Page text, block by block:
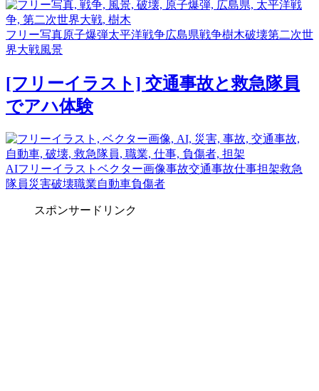
フリー写真原子爆弾太平洋戦争広島県戦争樹木破壊第二次世
界大戦風景
[フリーイラスト] 交通事故と救急隊員
でアハ体験
AIフリーイラスト ベクター画像事故交通事故仕事担架救急
隊員災害破壊職業自動車負傷者
スポンサードリンク